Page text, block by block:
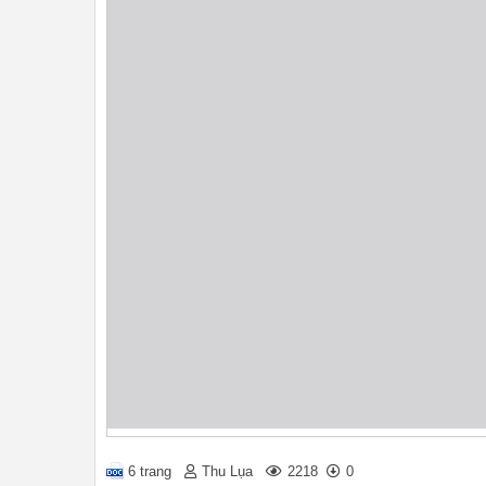
6 trang Thu Lụa 2218 0